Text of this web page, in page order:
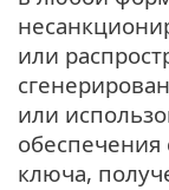
или
или
ключа,